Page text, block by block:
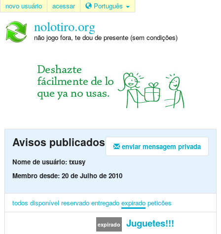
novo usuário acessar Português
nolotiro.org
não jogo fora, te dou de presente (sem condições)
enviar mensagem privada
Avisos publicados
Nome de usuário: txusy
Membro desde: 20 de Julho de 2010
todos disponível reservado entregado expirado peticões
expirado Juguetes!!!